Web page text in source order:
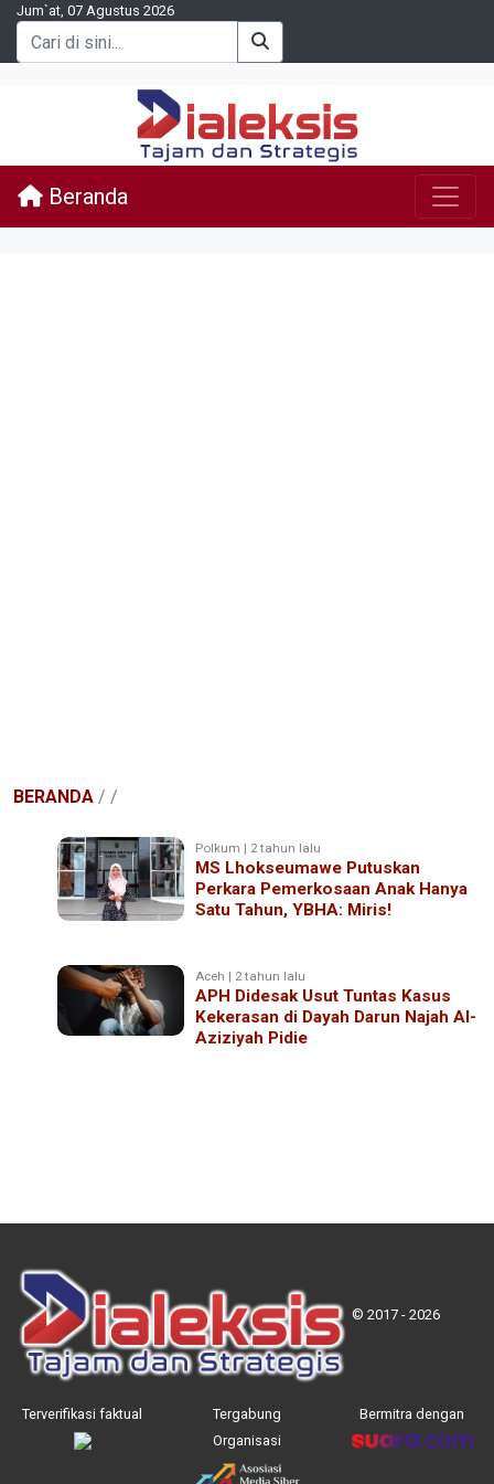
Jum`at, 07 Agustus 2026
Beranda
BERANDA / /
Polkum | 2 tahun lalu
MS Lhokseumawe Putuskan
Perkara Pemerkosaan Anak Hanya
Satu Tahun, YBHA: Miris!
Aceh | 2 tahun lalu
APH Didesak Usut Tuntas Kasus
Kekerasan di Dayah Darun Najah Al-
Aziziyah Pidie
© 2017 - 2026
Terverifikasi faktual
Tergabung
Organisasi
Bermitra dengan